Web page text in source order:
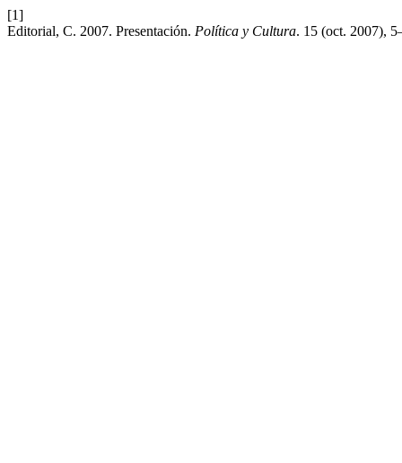
[1]
Editorial, C. 2007. Presentación. Política y Cultura. 15 (oct. 2007),